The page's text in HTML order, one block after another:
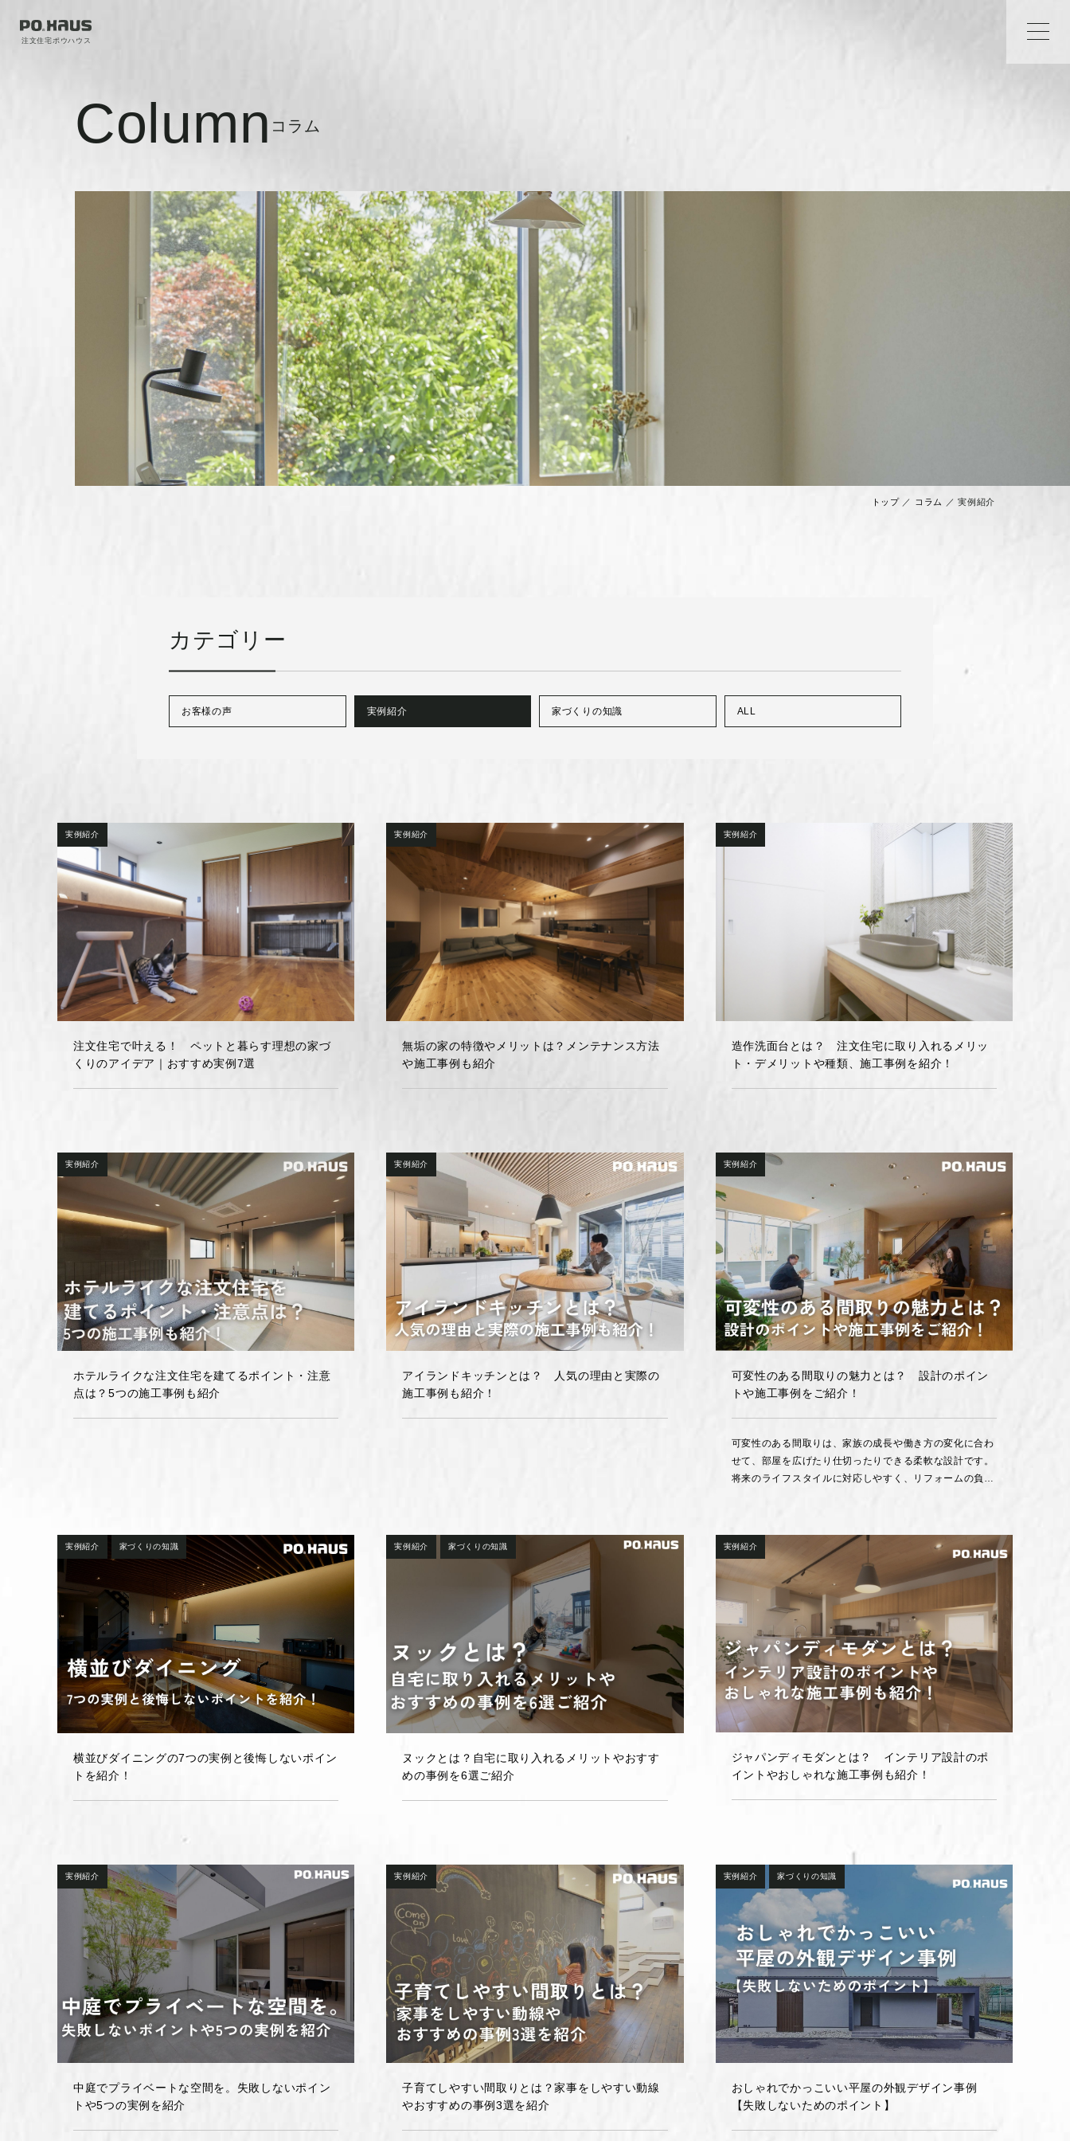
注文住宅ポウハウス
Column コラム
トップ／ コラム ／実例紹介
カテゴリー
お客様の声 実例紹介 家づくりの知識 ALL
実例紹介
注文住宅で叶える！ ペットと暮らす理想の家づ
くりのアイデア｜おすすめ実例7選
実例紹介
無垢の家の特徴やメリットは？メンテナンス方法
や施工事例も紹介
実例紹介
造作洗面台とは？ 注文住宅に取り入れるメリッ
ト・デメリットや種類、施工事例を紹介！
実例紹介
ホテルライクな注文住宅を建てるポイント・注意
点は？5つの施工事例も紹介
実例紹介
アイランドキッチンとは？ 人気の理由と実際の
施工事例も紹介！
実例紹介
可変性のある間取りの魅力とは？ 設計のポイン
トや施工事例をご紹介！
可変性のある間取りは、家族の成長や働き方の変化に合わ
せて、部屋を広げたり仕切ったりできる柔軟な設計です。
将来のライフスタイルに対応しやすく、リフォームの負担
実例紹介 家づくりの知識
横並びダイニングの7つの実例と後悔しないポイン
トを紹介！
実例紹介 家づくりの知識
ヌックとは？自宅に取り入れるメリットやおすす
めの事例を6選ご紹介
実例紹介
ジャパンディモダンとは？ インテリア設計のポ
イントやおしゃれな施工事例も紹介！
実例紹介
中庭でプライベートな空間を。失敗しないポイン
トや5つの実例を紹介
実例紹介
子育てしやすい間取りとは？家事をしやすい動線
やおすすめの事例3選を紹介
実例紹介 家づくりの知識
おしゃれでかっこいい平屋の外観デザイン事例
【失敗しないためのポイント】